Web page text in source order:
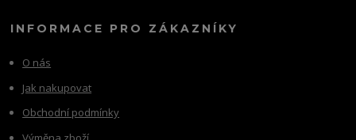
INFORMACE PRO ZÁKAZNÍKY
O nás
Jak nakupovat
Obchodní podmínky